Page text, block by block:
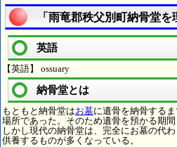
「雨竜郡秩父別町納骨堂
英語
【英語】 ossuary
納骨堂とは
もともと納骨堂はお墓に遺骨を納骨する
場所であった。そのため遺骨を預かる期
しかし現代の納骨堂は、完全にお墓の代
供養するものが多くなっている。